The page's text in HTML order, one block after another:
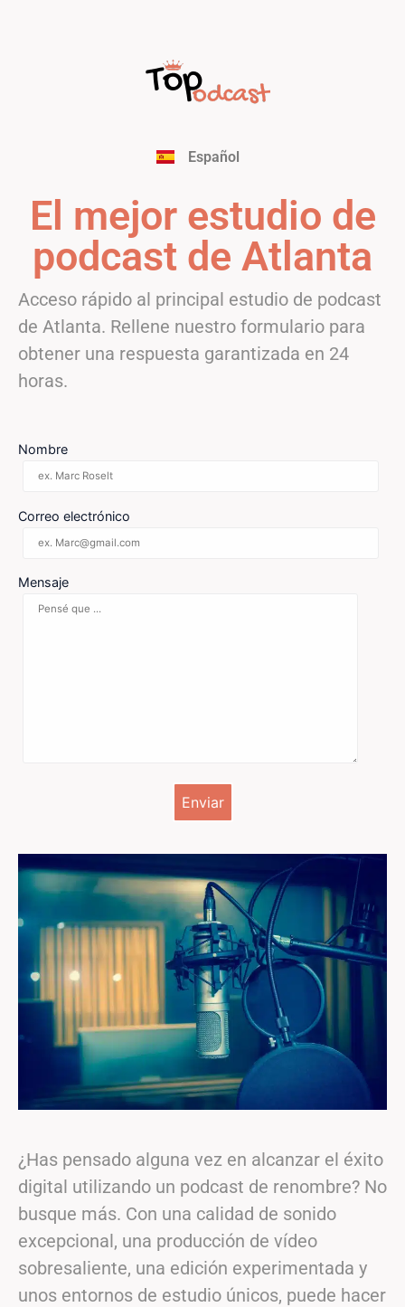
Español
Français
English
Deutsch
Nederlands
El mejor estudio de
podcast de Atlanta
Acceso rápido al principal estudio de podcast
de Atlanta. Rellene nuestro formulario para
obtener una respuesta garantizada en 24
horas.
Nombre
Correo electrónico
Mensaje
¿Has pensado alguna vez en alcanzar el éxito
digital utilizando un podcast de renombre? No
busque más. Con una calidad de sonido
excepcional, una producción de vídeo
sobresaliente, una edición experimentada y
unos entornos de estudio únicos, puede hacer